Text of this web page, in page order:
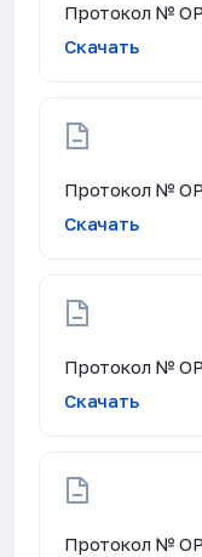
Протокол №
Скачать
Протокол №
Скачать
Протокол №
Скачать
Протокол №